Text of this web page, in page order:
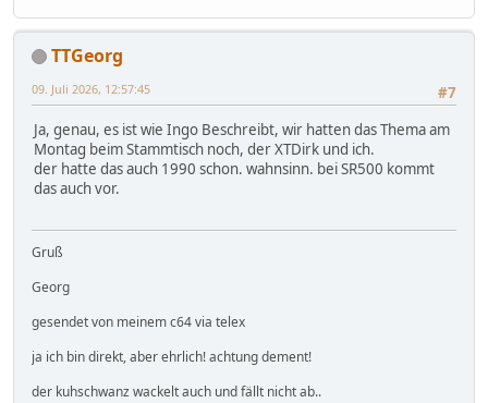
TTGeorg
#7
09. Juli 2026, 12:57:45
Ja, genau, es ist wie Ingo Beschreibt, wir hatten das Thema am
Montag beim Stammtisch noch, der XTDirk und ich.
der hatte das auch 1990 schon. wahnsinn. bei SR500 kommt
das auch vor.
Gruß
Georg
gesendet von meinem c64 via telex
ja ich bin direkt, aber ehrlich! achtung dement!
der kuhschwanz wackelt auch und fällt nicht ab..